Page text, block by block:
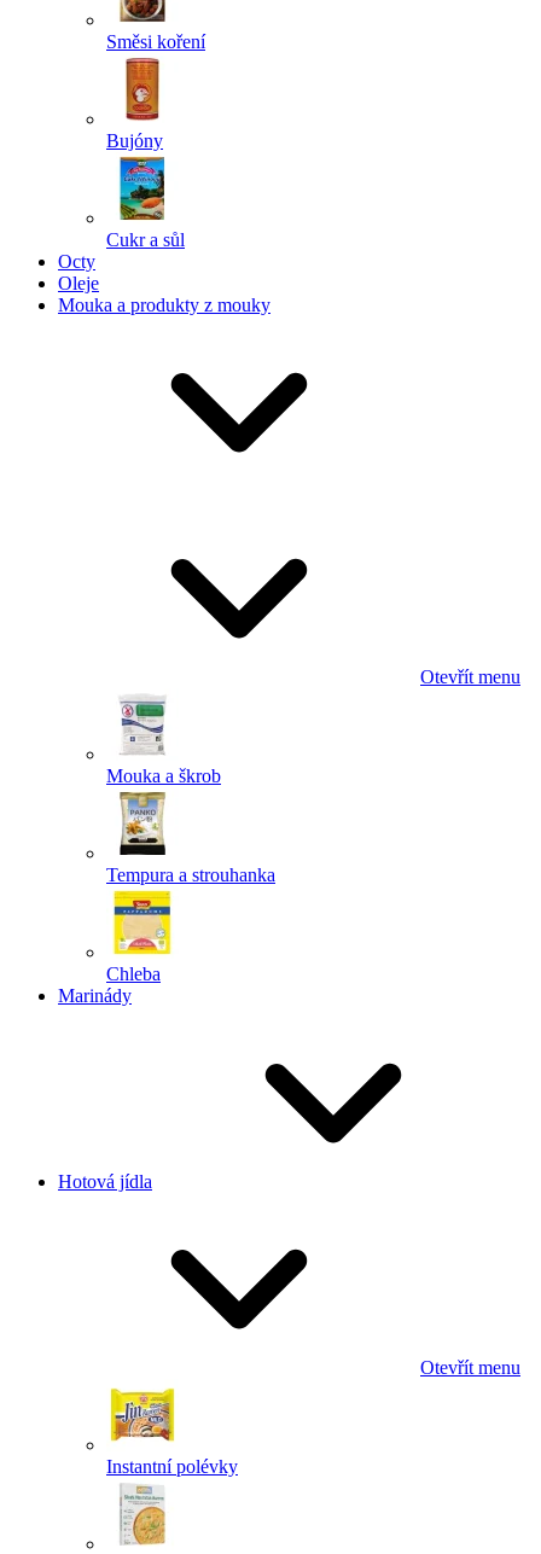
Směsi koření
Bujóny
Cukr a sůl
Octy
Oleje
Mouka a produkty z mouky
Otevřít menu
Mouka a škrob
Tempura a strouhanka
Chleba
Marinády
Hotová jídla
Otevřít menu
Instantní polévky
Powered by chaterimo